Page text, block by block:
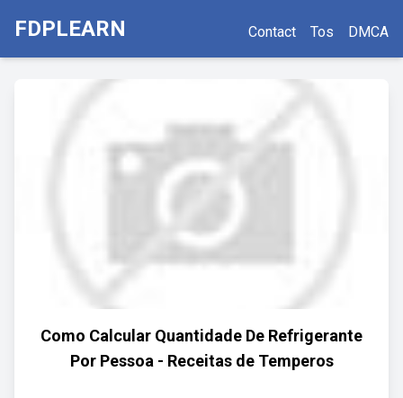
FDPLEARN Contact Tos DMCA
Como Calcular Quantidade De Refrigerante
Por Pessoa - Receitas de Temperos